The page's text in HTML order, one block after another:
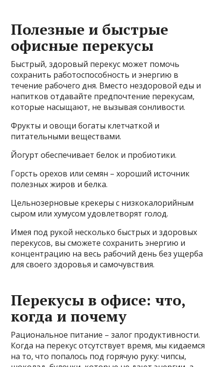
Полезные и быстрые
офисные перекусы
Быстрый, здоровый перекус может помочь
сохранить работоспособность и энергию в
течение рабочего дня. Вместо нездоровой еды и
напитков отдавайте предпочтение перекусам,
которые насыщают, не вызывая сонливости.
Фрукты и овощи богаты клетчаткой и
питательными веществами.
Йогурт обеспечивает белок и пробиотики.
Горсть орехов или семян – хороший источник
полезных жиров и белка.
Цельнозерновые крекеры с низкокалорийным
сыром или хумусом удовлетворят голод.
Имея под рукой несколько быстрых и здоровых
перекусов, вы сможете сохранить энергию и
концентрацию на весь рабочий день без ущерба
для своего здоровья и самочувствия.
Перекусы в офисе: что,
когда и почему
Рациональное питание – залог продуктивности.
Когда на перекус отсутствует время, мы кидаемся
на то, что попалось под горячую руку: чипсы,